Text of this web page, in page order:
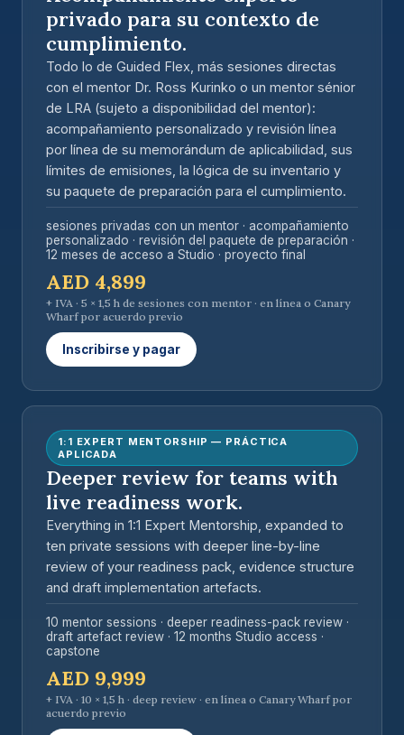
privado para su contexto de
cumplimiento.
Todo lo de Guided Flex, más sesiones directas
con el mentor Dr. Ross Kurinko o un mentor sénior
de LRA (sujeto a disponibilidad del mentor):
acompañamiento personalizado y revisión línea
por línea de su memorándum de aplicabilidad, sus
límites de emisiones, la lógica de su inventario y
su paquete de preparación para el cumplimiento.
sesiones privadas con un mentor · acompañamiento
personalizado · revisión del paquete de preparación ·
12 meses de acceso a Studio · proyecto final
AED 4,899
+ IVA · 5 × 1,5 h de sesiones con mentor · en línea o Canary
Wharf por acuerdo previo
Inscribirse y pagar
1:1 EXPERT MENTORSHIP — PRÁCTICA
APLICADA
Deeper review for teams with
live readiness work.
Everything in 1:1 Expert Mentorship, expanded to
ten private sessions with deeper line-by-line
review of your readiness pack, evidence structure
and draft implementation artefacts.
10 mentor sessions · deeper readiness-pack review ·
draft artefact review · 12 months Studio access ·
capstone
AED 9,999
+ IVA · 10 × 1,5 h · deep review · en línea o Canary Wharf por
acuerdo previo